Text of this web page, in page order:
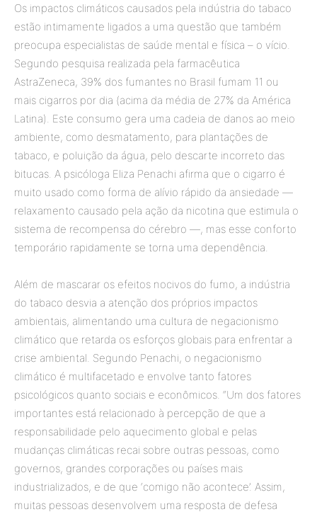
Os impactos climáticos causados pela indústria do tabaco
estão intimamente ligados a uma questão que também
preocupa especialistas de saúde mental e física – o vício.
Segundo pesquisa realizada pela farmacêutica
AstraZeneca, 39% dos fumantes no Brasil fumam 11 ou
mais cigarros por dia (acima da média de 27% da América
Latina). Este consumo gera uma cadeia de danos ao meio
ambiente, como desmatamento, para plantações de
tabaco, e poluição da água, pelo descarte incorreto das
bitucas. A psicóloga Eliza Penachi afirma que o cigarro é
muito usado como forma de alívio rápido da ansiedade —
relaxamento causado pela ação da nicotina que estimula o
sistema de recompensa do cérebro —, mas esse conforto
temporário rapidamente se torna uma dependência.
Além de mascarar os efeitos nocivos do fumo, a indústria
do tabaco desvia a atenção dos próprios impactos
ambientais, alimentando uma cultura de negacionismo
climático que retarda os esforços globais para enfrentar a
crise ambiental. Segundo Penachi, o negacionismo
climático é multifacetado e envolve tanto fatores
psicológicos quanto sociais e econômicos. “Um dos fatores
importantes está relacionado à percepção de que a
responsabilidade pelo aquecimento global e pelas
mudanças climáticas recai sobre outras pessoas, como
governos, grandes corporações ou países mais
industrializados, e de que ‘comigo não acontece’. Assim,
muitas pessoas desenvolvem uma resposta de defesa